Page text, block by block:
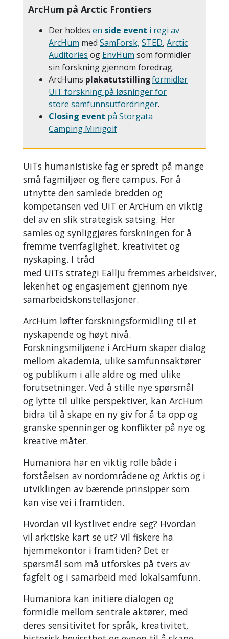
ArcHum på Arctic Frontiers
Der holdes en side event i regi av
ArcHum med SamForsk, STED, Arctic
Auditories og EnvHum som formidler
sin forskning gjennom foredrag.
ArcHums plakatutstillingformidler
UiT forskning på løsninger for
store samfunnsutfordringer.
Closing event på Storgata
Camping Minigolf
UiTs humanistiske fag er spredt på mange
små fagmiljøer og flere campus. For å
utnytte den samlede bredden og
kompetansen ved UiT er ArcHum en viktig
del av en slik strategisk satsing. Her
samles og synliggjøres forskningen for å
fremme tverrfaglighet, kreativitet og
nyskaping. I tråd
med UiTs strategi Eallju fremmes arbeidsiver,
lekenhet og engasjement gjennom nye
samarbeidskonstellasjoner.
ArcHum løfter forskningsformidling til et
nyskapende og høyt nivå.
Forskningsmiljøene i ArcHum skaper dialog
mellom akademia, ulike samfunnsaktører
og publikum i alle aldre og med ulike
forutsetninger. Ved å stille nye spørsmål
og lytte til ulike perspektiver, kan ArcHum
bidra til å skape en ny giv for å ta opp og
granske spenninger og konflikter på nye og
kreative måter.
Humaniora har en viktig rolle både i
forståelsen av nordområdene og Arktis og i
utviklingen av bærende prinsipper som
kan vise vei i framtiden.
Hvordan vil kystlivet endre seg? Hvordan
vil arktiske kart se ut? Vil fiskere ha
hjemmekontor i framtiden? Det er
spørsmål som må utforskes på tvers av
fagfelt og i samarbeid med lokalsamfunn.
Humaniora kan initiere dialogen og
formidle mellom sentrale aktører, med
deres sensitivitet for språk, kreativitet,